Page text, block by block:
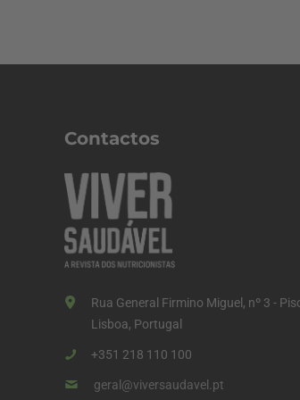
Contactos
Rua General Firmino Miguel, nº 3 -
Lisboa, Portugal
+351 218 110 100
geral@viversaudavel.pt